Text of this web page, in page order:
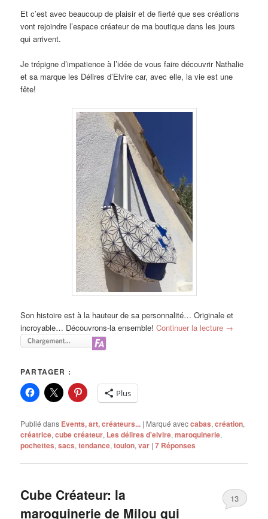
Et c’est avec beaucoup de plaisir et de fierté que ses créations
vont rejoindre l’espace créateur de ma boutique dans les jours
qui arrivent.
Je trépigne d’impatience à l’idée de vous faire découvrir Nathalie
et sa marque les Délires d’Elvire car, avec elle, la vie est une
fête!
Son histoire est à la hauteur de sa personnalité… Originale et
incroyable… Découvrons-la ensemble!Continuer la lecture →
PARTAGER :
Plus
Publié dans Events, art, créateurs... | Marqué aveccabas,création,
créatrice,cube créateur, Les délires d'elvire,maroquinerie,
pochettes,sacs,tendance,toulon,var |7 Réponses
Cube Créateur: la
maroquinerie de Milou qui
13